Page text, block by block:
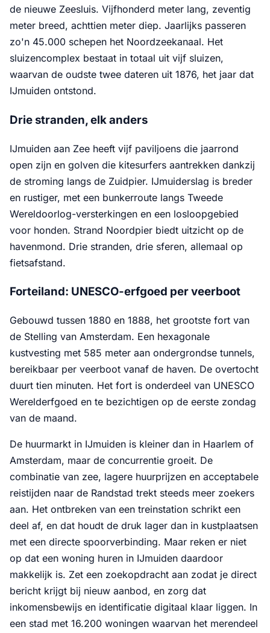
de nieuwe Zeesluis. Vijfhonderd meter lang, zeventig
meter breed, achttien meter diep. Jaarlijks passeren
zo'n 45.000 schepen het Noordzeekanaal. Het
sluizencomplex bestaat in totaal uit vijf sluizen,
waarvan de oudste twee dateren uit 1876, het jaar dat
IJmuiden ontstond.
Drie stranden, elk anders
IJmuiden aan Zee heeft vijf paviljoens die jaarrond
open zijn en golven die kitesurfers aantrekken dankzij
de stroming langs de Zuidpier. IJmuiderslag is breder
en rustiger, met een bunkerroute langs Tweede
Wereldoorlog-versterkingen en een losloopgebied
voor honden. Strand Noordpier biedt uitzicht op de
havenmond. Drie stranden, drie sferen, allemaal op
fietsafstand.
Forteiland: UNESCO-erfgoed per veerboot
Gebouwd tussen 1880 en 1888, het grootste fort van
de Stelling van Amsterdam. Een hexagonale
kustvesting met 585 meter aan ondergrondse tunnels,
bereikbaar per veerboot vanaf de haven. De overtocht
duurt tien minuten. Het fort is onderdeel van UNESCO
Werelderfgoed en te bezichtigen op de eerste zondag
van de maand.
De huurmarkt in IJmuiden is kleiner dan in Haarlem of
Amsterdam, maar de concurrentie groeit. De
combinatie van zee, lagere huurprijzen en acceptabele
reistijden naar de Randstad trekt steeds meer zoekers
aan. Het ontbreken van een treinstation schrikt een
deel af, en dat houdt de druk lager dan in kustplaatsen
met een directe spoorverbinding. Maar reken er niet
op dat een woning huren in IJmuiden daardoor
makkelijk is. Zet een zoekopdracht aan zodat je direct
bericht krijgt bij nieuw aanbod, en zorg dat
inkomensbewijs en identificatie digitaal klaar liggen. In
een stad met 16.200 woningen waarvan het merendeel